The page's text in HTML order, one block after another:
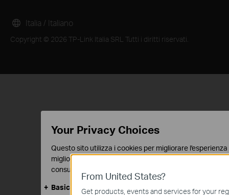
Copyright © 2026 TP-Link Italia SRL Tutti i diritti riservati.
Italia / Italiano
From United States?
Get products, events and services for your
Your Privacy Choices
Questo sito utilizza i cookies per migliorare
migliore user experience. Puoi disattivare o rifiutare il
consulta la nostra
Basic Cookies